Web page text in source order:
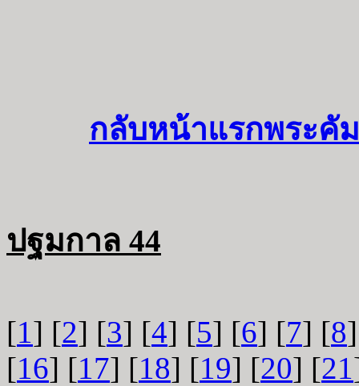
กลับหน้าแรกพระคั
ปฐมกาล 44
[1] [2] [3] [4] [5] [6] [7] [8
[16] [17] [18] [19] [20] [21